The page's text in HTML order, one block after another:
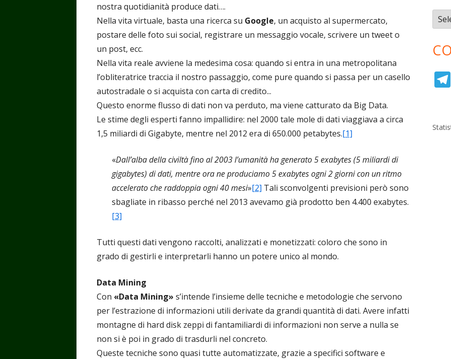
nostra quotidianità produce dati….
Nella vita virtuale, basta una ricerca su Google, un acquisto al supermercato,
postare delle foto sui social, registrare un messaggio vocale, scrivere un tweet o
un post, ecc.
Nella vita reale avviene la medesima cosa: quando si entra in una metropolitana
l’obliteratrice traccia il nostro passaggio, come pure quando si passa per un casello
autostradale o si acquista con carta di credito...
Questo enorme flusso di dati non va perduto, ma viene catturato da Big Data.
Le stime degli esperti fanno impallidire: nel 2000 tale mole di dati viaggiava a circa
1,5 miliardi di Gigabyte, mentre nel 2012 era di 650.000 petabytes.[1]
«Dall’alba della civiltà fino al 2003 l’umanità ha generato 5 exabytes (5 miliardi di
gigabytes) di dati, mentre ora ne produciamo 5 exabytes ogni 2 giorni con un ritmo
accelerato che raddoppia ogni 40 mesi»[2] Tali sconvolgenti previsioni però sono
sbagliate in ribasso perché nel 2013 avevamo già prodotto ben 4.400 exabytes.
[3]
Tutti questi dati vengono raccolti, analizzati e monetizzati: coloro che sono in
grado di gestirli e interpretarli hanno un potere unico al mondo.
Data Mining
Con «Data Mining» s’intende l’insieme delle tecniche e metodologie che servono
per l’estrazione di informazioni utili derivate da grandi quantità di dati. Avere infatti
montagne di hard disk zeppi di fantamiliardi di informazioni non serve a nulla se
non si è poi in grado di trasdurli nel concreto.
Queste tecniche sono quasi tutte automatizzate, grazie a specifici software e